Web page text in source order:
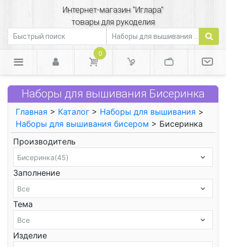
Интернет-магазин "Иглара"
товары для рукоделия
0
Наборы для вышивания Бисеринка
Главная > Каталог > Наборы для вышивания >
Наборы для вышивания бисером > Бисеринка
Производитель
Заполнение
Тема
Изделие